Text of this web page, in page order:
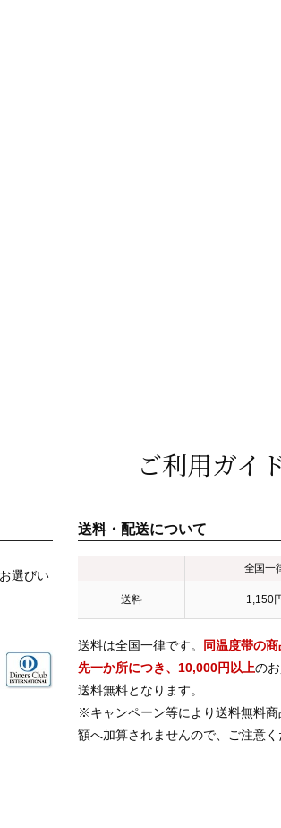
ご利用ガイ
選びい
送料・配送について
全国一
送料 1,150
送料は全国一律です。
同温度帯の
先一か所につき、10,000円以上の
送料無料となります。
※キャンペーン等により送料無料商
額へ加算されませんので、ご注意く